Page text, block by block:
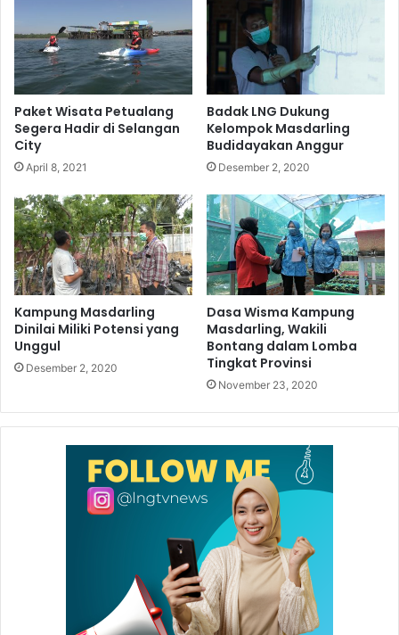
Paket Wisata Petualang
Segera Hadir di Selangan
City
April 8, 2021
Badak LNG Dukung
Kelompok Masdarling
Budidayakan Anggur
Desember 2, 2020
Kampung Masdarling
Dinilai Miliki Potensi yang
Unggul
Desember 2, 2020
Dasa Wisma Kampung
Masdarling, Wakili
Bontang dalam Lomba
Tingkat Provinsi
November 23, 2020